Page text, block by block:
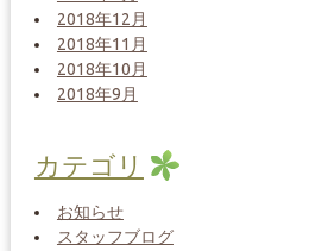
2018年12月
2018年11月
2018年10月
2018年9月
カテゴリ
お知らせ
スタッフブログ